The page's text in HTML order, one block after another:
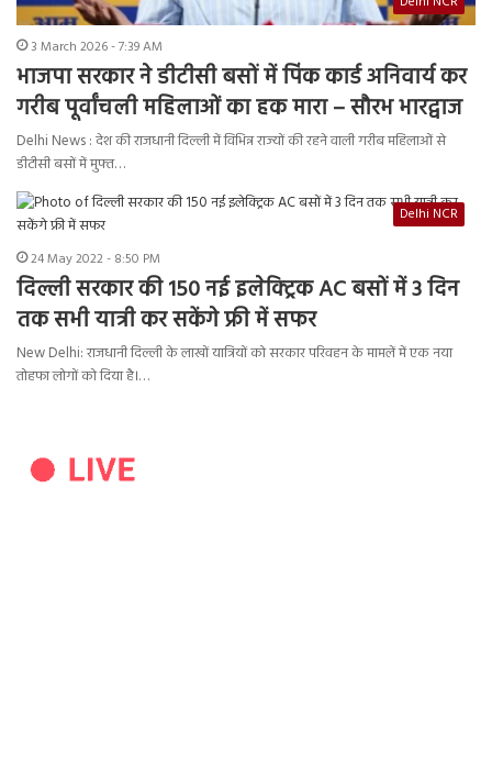
3 March 2026 - 7:39 AM
भाजपा सरकार ने डीटीसी बसों में पिंक कार्ड अनिवार्य कर
गरीब पूर्वांचली महिलाओं का हक मारा – सौरभ भारद्वाज
Delhi News : देश की राजधानी दिल्ली में विभिन्न राज्यों की रहने वाली गरीब महिलाओं से
डीटीसी बसों में मुफ्त…
Delhi NCR
24 May 2022 - 8:50 PM
दिल्ली सरकार की 150 नई इलेक्ट्रिक AC बसों में 3 दिन
तक सभी यात्री कर सकेंगे फ्री में सफर
New Delhi: राजधानी दिल्ली के लाखों यात्रियों को सरकार परिवहन के मामलें में एक नया
तोहफा लोगों को दिया है।…